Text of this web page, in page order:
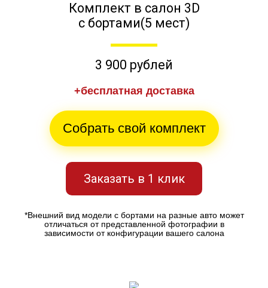
Комплект в салон 3D
с бортами(5 мест)
3 900 рублей
+бесплатная доставка
Собрать свой комплект
Заказать в 1 клик
*Внешний вид модели с бортами на разные авто может
отличаться от представленной фотографии в
зависимости от конфигурации вашего салона